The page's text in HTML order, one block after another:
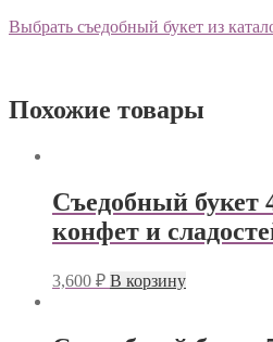
Выбрать съедобный букет из
Похожие товары
Съедобный букет
конфет и
3,600 ₽ В корзину